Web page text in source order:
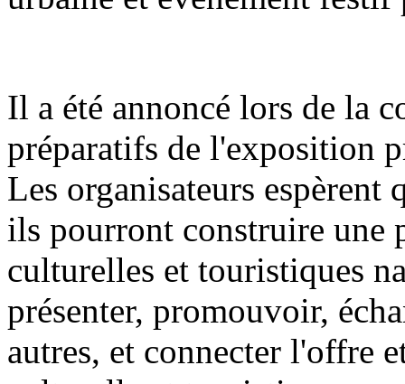
Il a été annoncé lors de la
préparatifs de l'exposition
Les organisateurs
ils pourront construire une
culturelles et touristiques
présenter, promouvoir,
autres, et connecter l'offre